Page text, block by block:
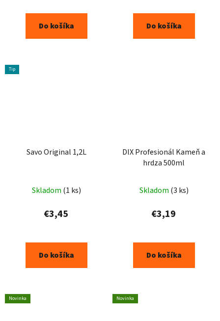
Do košíka Do košíka
Tip
Savo Original 1,2L
Skladom (1 ks)
€3,45
Do košíka
DIX Profesionál Kameň a
hrdza 500ml
Skladom (3 ks)
€3,19
Do košíka
Novinka Novinka